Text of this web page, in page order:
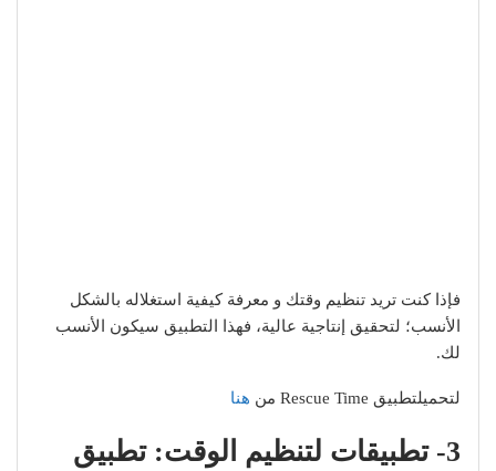
فإذا كنت تريد تنظيم وقتك و معرفة كيفية استغلاله بالشكل
الأنسب؛ لتحقيق إنتاجية عالية، فهذا التطبيق سيكون الأنسب
لك.
لتحميلتطبيق Rescue Time من هنا
3- تطبيقات لتنظيم الوقت: تطبيق